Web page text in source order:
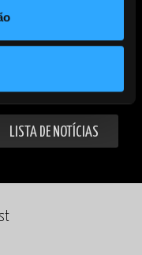
LISTA DE NOTÍCIAS